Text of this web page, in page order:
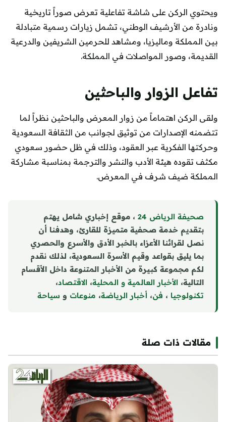
ويحتوي الركن على شاشة تفاعلية تعرض صوراً تاريخية
ونادرة من الأرشيف الوطني، تشمل زيارات رسمية متبادلة
بين المملكة وماليزيا، ومشاهد للحرمين الشريفين والدرعية
القديمة، وصور المواصلات في المملكة.
تفاعل الزوار والباحثين
ولقى الركن اهتماماً من زوار المعرض والباحثين نظراً لما
تتضمنه الإصدارات من توثيق لجوانب من الثقافة السعودية
وحركتها الفكرية عبر العقود، وذلك في ظل حضور سعودي
مكثف تقوده هيئة الأدب والنشر والترجمة بمناسبة مشاركة
المملكة ضيف شرف في المعرض.
صحيفة الرياض 24
، موقع إخباري شامل يهتم
بتقديم خدمة صحفية متميزة للقارئ، وهدفنا أن
نصل لقرائنا الأعزاء بالخبر الأدق والأسرع والحصري
بما يليق بقواعد وقيم الأسرة السعودية، لذلك نقدم
لكم مجموعة كبيرة من الأخبار المتنوعة داخل الأقسام
التالية، الأخبار العالمية و المحلية، الاقتصاد،
تكنولوجيا ، فن، أخبار الرياضة، منوعات و سياحة
مقالات ذات صلة